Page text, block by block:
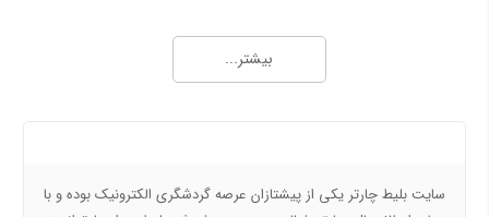
چارتر چیست و به کدام بلیط چارتر می گویند
همه چیزهایی که درباره بلیط چارتر باید بدانید
بلیط هواپیما یا تیکت هواپیما چیست و چند نوع است؟
نحوه قیمت گذاری بلیط هواپیما چگونه است؟
بیشتر...
سایت بلیط چارتر یکی از پیشتازان عرصه گردشگری الکترونیک بوده و با